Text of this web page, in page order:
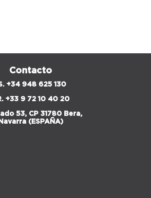
Contacto
+34 948 625 130
+33 9 72 10 40 20
53, CP 31780 Bera,
Navarra (ESPAÑA)